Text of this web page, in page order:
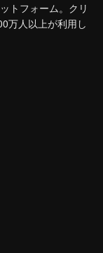
トフォーム。クリ
万人以上が利用し